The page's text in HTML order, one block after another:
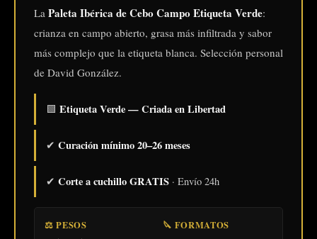
200,00 €
La Paleta Ibérica de Cebo Campo Etiqueta Verde:
crianza en campo abierto, grasa más infiltrada y sabor
más complejo que la etiqueta blanca. Selección personal
de David González.
🟩 Etiqueta Verde — Criada en Libertad
✔ Curación mínimo 20–26 meses
✔ Corte a cuchillo GRATIS · Envío 24h
⚖️ PESOS
🔪 FORMATOS